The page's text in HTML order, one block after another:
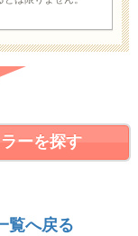
ーを探す
覧へ戻る